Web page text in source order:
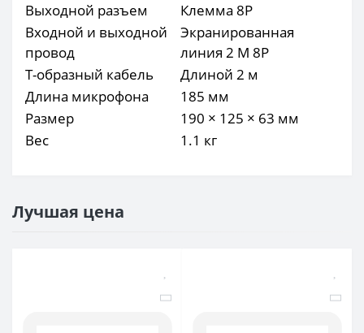
Выходной разъем
Клемма 8P
Входной и выходной
провод
Экранированная
линия 2 М 8P
Т-образный кабель
Длиной 2 м
Длина микрофона
185 мм
Размер
190 × 125 × 63 мм
Вес
1.1 кг
Лучшая цена